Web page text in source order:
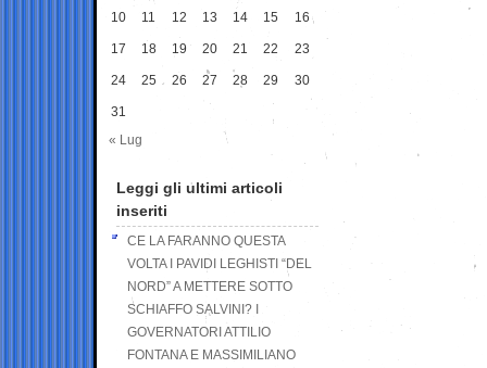
10 11 12 13 14 15 16
17 18 19 20 21 22 23
24 25 26 27 28 29 30
31
« Lug
Leggi gli ultimi articoli
inseriti
CE LA FARANNO QUESTA
VOLTA I PAVIDI LEGHISTI “DEL
NORD” A METTERE SOTTO
SCHIAFFO SALVINI? I
GOVERNATORI ATTILIO
FONTANA E MASSIMILIANO